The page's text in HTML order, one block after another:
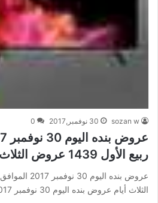
sozan w 30 نوفمبر,2017 0
ربيع الأول 1439 عروض الثلاث أيام
الثلاث أيام عروض بنده اليوم 30 نوفمبر 2017…